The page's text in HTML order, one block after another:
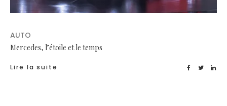
AUTO
Mercedes, l’étoile et le temps
Lire la suite